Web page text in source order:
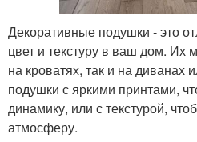
Декоративные подушки - это
цвет и текстуру в ваш дом. Их
на кроватях, так и на диванах
подушки с яркими принтами,
динамику, или с текстурой,
атмосферу.